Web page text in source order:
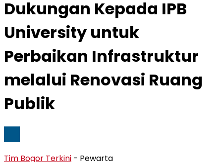
Dukungan Kepada IPB
University untuk
Perbaikan Infrastruktur
melalui Renovasi Ruang
Publik
Tim Bogor Terkini - Pewarta